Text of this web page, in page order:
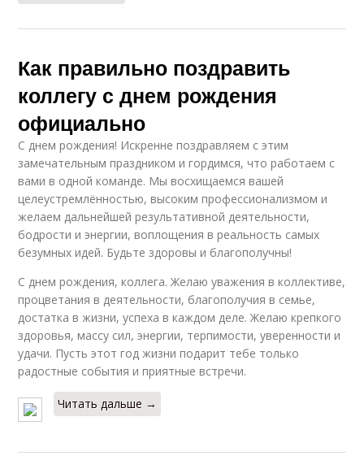
Как правильно поздравить
коллегу с днем рождения
официально
С днем рождения! Искренне поздравляем с этим
замечательным праздником и гордимся, что работаем с
вами в одной команде. Мы восхищаемся вашей
целеустремлённостью, высоким профессионализмом и
желаем дальнейшей результативной деятельности,
бодрости и энергии, воплощения в реальность самых
безумных идей. Будьте здоровы и благополучны!
С днем рождения, коллега. Желаю уважения в коллективе,
процветания в деятельности, благополучия в семье,
достатка в жизни, успеха в каждом деле. Желаю крепкого
здоровья, массу сил, энергии, терпимости, уверенности и
удачи. Пусть этот год жизни подарит тебе только
радостные события и приятные встречи.
Читать дальше →